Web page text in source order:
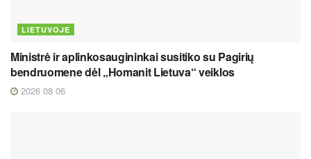
LIETUVOJE
Ministrė ir aplinkosaugininkai susitiko su Pagirių
bendruomene dėl „Homanit Lietuva“ veiklos
2026 08 06